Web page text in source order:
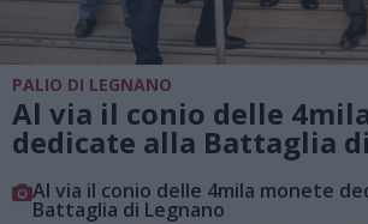
PALIO DI LEGNANO
Al via il conio delle
dedicate alla Battaglia
Al via il conio delle 4mila monete
Battaglia di Legnano